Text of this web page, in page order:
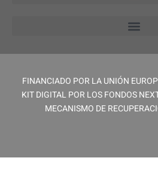
FINANCIADO POR LA UNIÓN
KIT DIGITAL POR LOS FONDOS
MECANISMO DE